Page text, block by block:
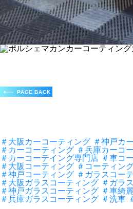
＃大阪カーコーティング ＃神戸カ
＃カーコーティング ＃兵庫カーコ
＃カーコーテイング専門店 ＃車コ
＃大阪コーティング ＃コーティン
＃神戸コーティング ＃ガラスコー
＃大阪ガラスコーティング ＃ガラ
＃神戸ガラスコーティング ＃車綺麗
＃兵庫ガラスコーティング ＃洗車